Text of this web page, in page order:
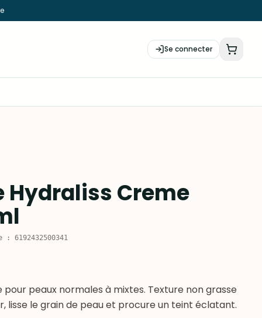
Se connecter
Hydraliss Creme
: 6192432500341
peaux normales à mixtes. Texture non grasse
lisse le grain de peau et procure un teint éclatant.